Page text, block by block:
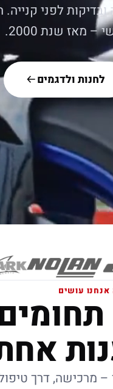
ובדיקות לפני
מאז שנת 2000.
לחנות ולדגמים
עושים
מרכישה, דרך